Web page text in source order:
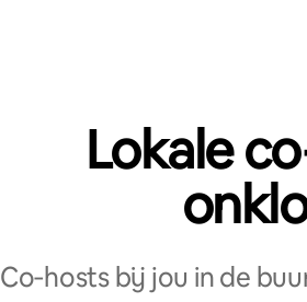
Lokale
Co‑hosts bij jou in de